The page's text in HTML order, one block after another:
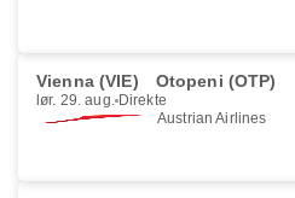
Vienna (VIE) Otopeni (OTP)
lør. 29. aug. Direkte
Austrian Airlines